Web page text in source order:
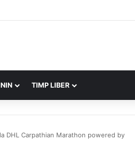
TIMP LIBER
DHL Carpathian Marathon powered by